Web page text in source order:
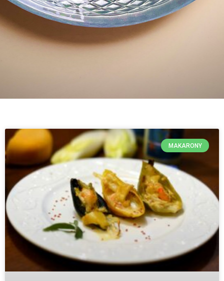
MAKARONY